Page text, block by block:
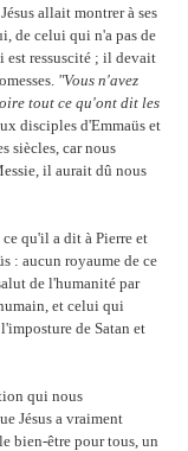
allait montrer à ses
de celui qui n'a pas de
est ressuscité ; il devait
"Vous n'avez
tout ce qu'ont dit les
disciples d'Emmaüs et
siècles, car nous
il aurait dû nous
qu'il a dit à Pierre et
: aucun royaume de ce
de l'humanité par
et celui qui
de Satan et
qui nous
Jésus a vraiment
bien-être pour tous, un